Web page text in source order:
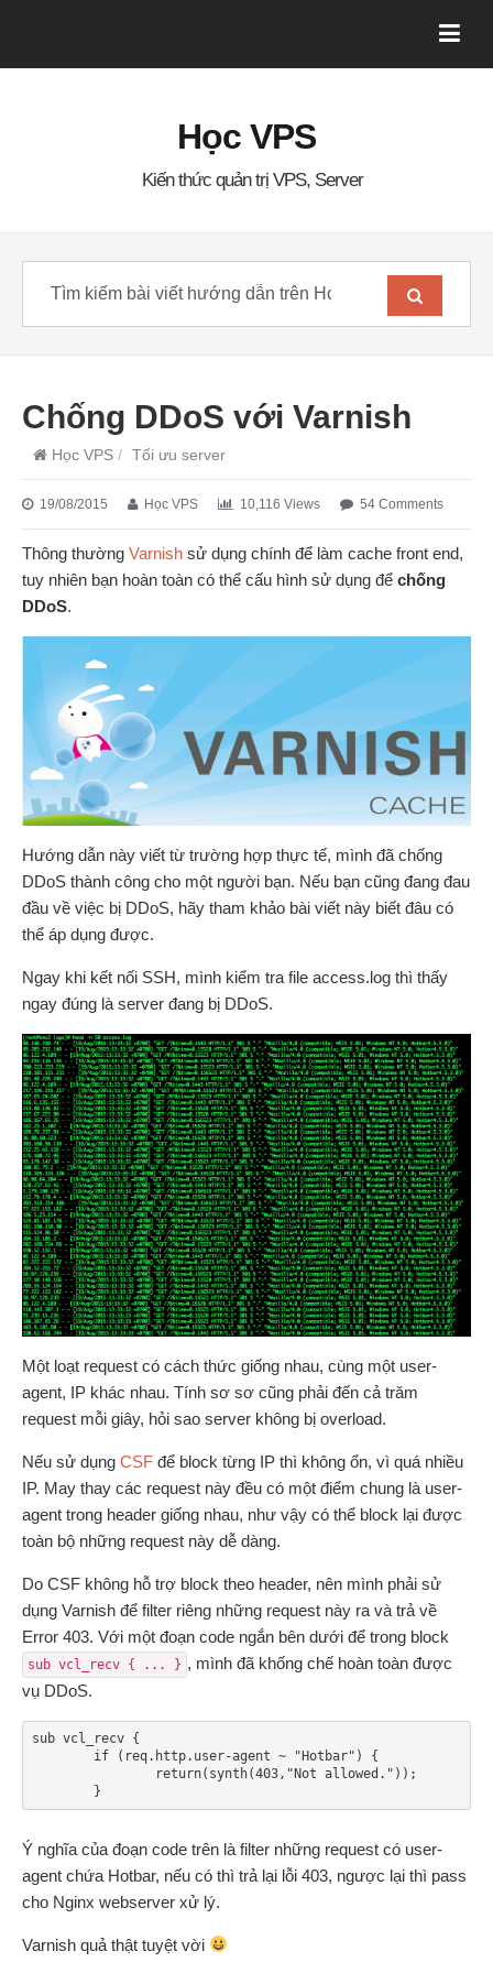
Học VPS
Kiến thức quản trị VPS, Server
Chống DDoS với Varnish
Học VPS / Tối ưu server
19/08/2015 Học VPS 10,116 Views 54 Comments
Thông thường Varnish sử dụng chính để làm cache front end,
tuy nhiên bạn hoàn toàn có thể cấu hình sử dụng để chống
DDoS.
Hướng dẫn này viết từ trường hợp thực tế, mình đã chống
DDoS thành công cho một người bạn. Nếu bạn cũng đang đau
đầu về việc bị DDoS, hãy tham khảo bài viết này biết đâu có
thể áp dụng được.
Ngay khi kết nối SSH, mình kiểm tra file access.log thì thấy
ngay đúng là server đang bị DDoS.
Một loạt request có cách thức giống nhau, cùng một user-
agent, IP khác nhau. Tính sơ sơ cũng phải đến cả trăm
request mỗi giây, hỏi sao server không bị overload.
Nếu sử dụng CSF để block từng IP thì không ổn, vì quá nhiều
IP. May thay các request này đều có một điểm chung là user-
agent trong header giống nhau, như vậy có thể block lại được
toàn bộ những request này dễ dàng.
Do CSF không hỗ trợ block theo header, nên mình phải sử
dụng Varnish để filter riêng những request này ra và trả về
Error 403. Với một đoạn code ngắn bên dưới để trong block
sub vcl_recv { ... } , mình đã khống chế hoàn toàn được
vụ DDoS.
sub vcl_recv {
Ý nghĩa của đoạn code trên là filter những request có user-
agent chứa Hotbar, nếu có thì trả lại lỗi 403, ngược lại thì pass
cho Nginx webserver xử lý.
Varnish quả thật tuyệt vời